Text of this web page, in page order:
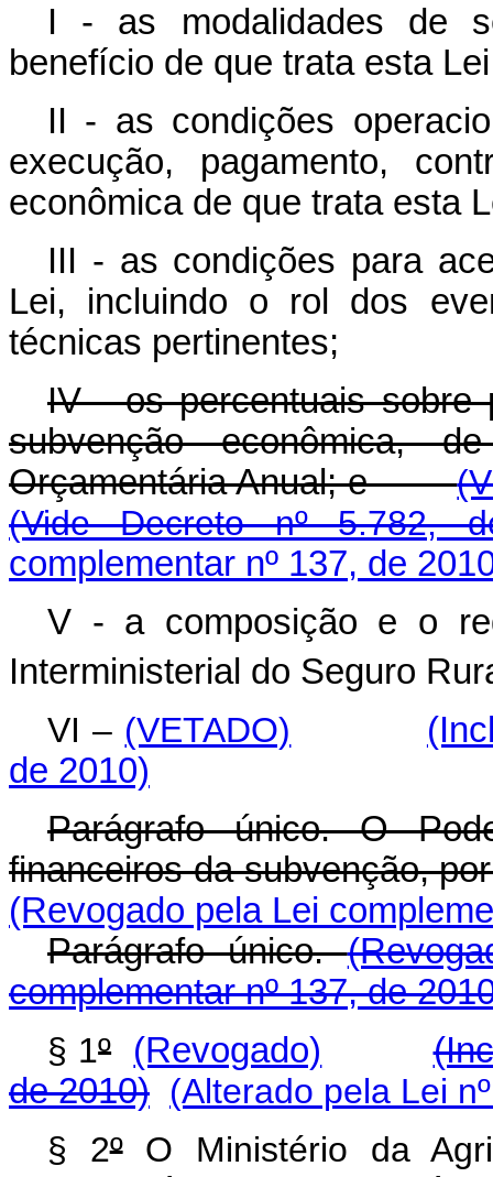
I - as modalidades de
benefício de que trata esta
II - as condições
execução, pagamento,
econômica de que trata esta
III - as condições para
Lei, incluindo o rol dos
técnicas pertinentes;
IV - os percentuais sobre
subvenção econômica,
Orçamentária Anual; e
(Vide Decreto nº 5.782,
complementar nº 137, de
V - a composição e o
Interministerial do Seguro
VI – (VETADO)
de 2010)
Parágrafo único. O
financeiros da subvenção,
(Revogado pela Lei
Parágrafo único.
complementar nº 137, de
§ 1º (Revogado)
de 2010) (Alterado pela Lei
§ 2º O Ministério da